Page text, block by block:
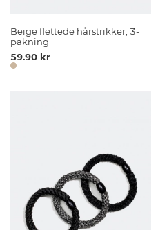
Beige flettede hårstrikker, 3-
pakning
59.90 kr